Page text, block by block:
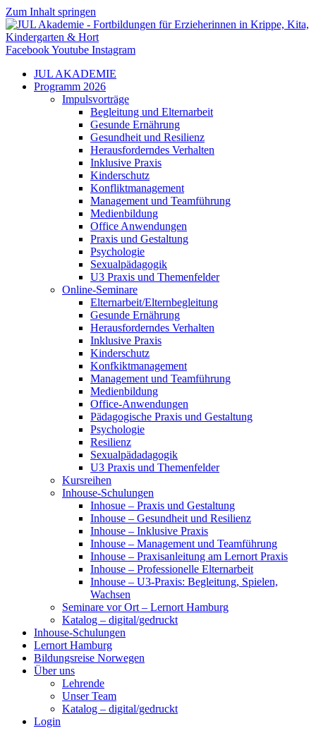
Zum Inhalt springen
FacebookYoutube Instagram
JUL AKADEMIE
Programm 2026
Impulsvorträge
Begleitung und Elternarbeit
Gesunde Ernährung
Gesundheit und Resilienz
Herausforderndes Verhalten
Inklusive Praxis
Kinderschutz
Konfliktmanagement
Management und Teamführung
Medienbildung
Office Anwendungen
Praxis und Gestaltung
Psychologie
Sexualpädagogik
U3 Praxis und Themenfelder
Online-Seminare
Elternarbeit/Elternbegleitung
Gesunde Ernährung
Herausforderndes Verhalten
Inklusive Praxis
Kinderschutz
Konfkiktmanagement
Management und Teamführung
Medienbildung
Office-Anwendungen
Pädagogische Praxis und Gestaltung
Psychologie
Resilienz
Sexualpädadagogik
U3 Praxis und Themenfelder
Kursreihen
Inhouse-Schulungen
Inhosue – Praxis und Gestaltung
Inhouse – Gesundheit und Resilienz
Inhouse – Inklusive Praxis
Inhouse – Management und Teamführung
Inhouse – Praxisanleitung am Lernort Praxis
Inhouse – Professionelle Elternarbeit
Inhouse – U3-Praxis: Begleitung, Spielen,
Wachsen
Seminare vor Ort – Lernort Hamburg
Katalog – digital/gedruckt
Inhouse-Schulungen
Lernort Hamburg
Bildungsreise Norwegen
Über uns
Lehrende
Unser Team
Katalog – digital/gedruckt
Login